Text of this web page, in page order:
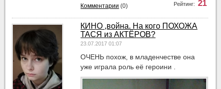
Комментарии (0) Рейтинг: 21
КИНО ,война. На кого ПОХОЖА
ТАСЯ из АКТЁРОВ?
23.07.2017 01:07
ОЧЕНЬ похож, в младенчестве она
уже играла роль её героини .